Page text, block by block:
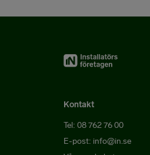
Kontakt
Tel: 08 762 76 00
E-post: info@in.se